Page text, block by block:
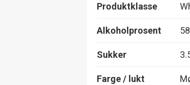
Produktklasse
Alkoholprosent
Sukker
Farge / lukt